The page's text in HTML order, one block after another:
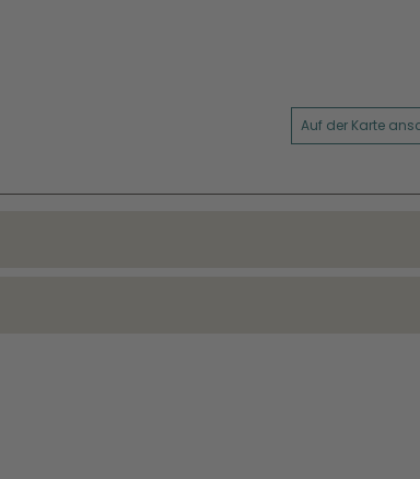
Auf der Karte